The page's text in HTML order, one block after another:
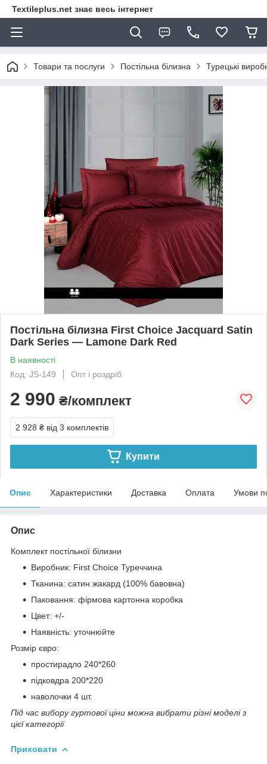
Textileplus.net знає весь інтернет
Товари та послуги Постільна білизна Турецькі
Постільна білизна First Choice Jacquard Satin
Dark Series — Lamone Dark Red
В наявності
Код: JS-149
Опт і роздріб
2 990 ₴/комплект
2 928 ₴ від 3 комплектів
Купити
Опис Характеристики Доставка Оплата Умови
Опис
Комплект постільної білизни
Виробник: First Choice Туреччина
Тканина: сатин жакард (100% бавовна)
Паковання: фірмова картонна коробка
Цвет: +/-
Наявність: уточнюйте
Розмір євро:
простирадло 240*260
підковдра 200*220
наволочки 4 шт.
Під час вибору гуртової ціни можна вибрати різні моделі з
цієї категорії
Приховати